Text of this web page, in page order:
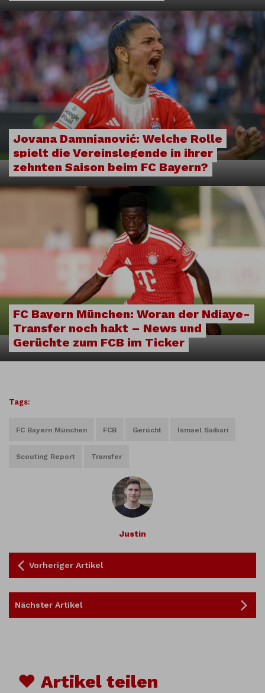
Jovana Damnjanović: Welche Rolle
spielt die Vereinslegende in ihrer
zehnten Saison beim FC Bayern?
FC Bayern München: Woran der Ndiaye-
Transfer noch hakt – News und
Gerüchte zum FCB im Ticker
Tags:
FC Bayern München FCB Gerücht Ismael Saibari
Scouting Report Transfer
Justin
Vorheriger Artikel
Nächster Artikel
♥ Artikel teilen